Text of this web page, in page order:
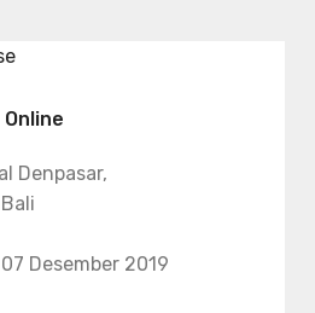
Denpasar,
Desember 2019